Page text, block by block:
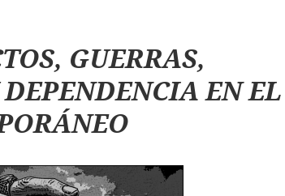
GUERRAS,
EN EL